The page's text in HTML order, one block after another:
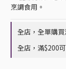
烹調食用。
全店，全單購
全店，滿$200